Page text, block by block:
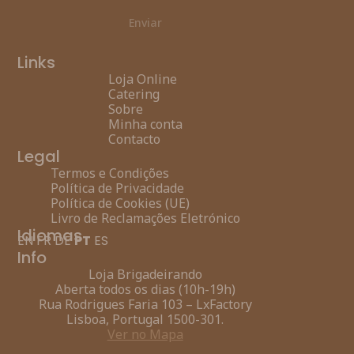
Enviar
Links
Loja Online
Catering
Sobre
Minha conta
Contacto
Legal
Termos e Condições
Política de Privacidade
Política de Cookies (UE)
Livro de Reclamações Eletrónico
Idiomas
EN FR DEPT ES
Info
Loja Brigadeirando
Aberta todos os dias (10h-19h)
Rua Rodrigues Faria 103 – LxFactory
Lisboa, Portugal 1500-301.
Ver no Mapa